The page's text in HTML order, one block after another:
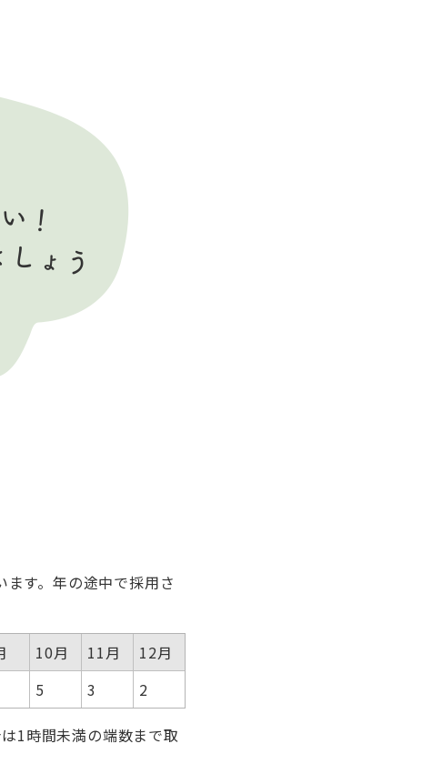
す。年の途中で採用さ
10月 11月
12月
5 3 2
1時間未満の端数まで取